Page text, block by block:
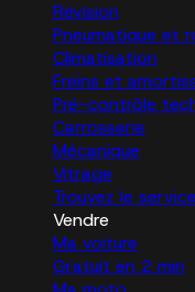
Révision
Pneumatique et
Climatisation
Freins et
Pré-contrôle
Carrosserie
Mécanique
Vitrage
Trouvez le
Vendre
Ma voiture
Gratuit en 2 min